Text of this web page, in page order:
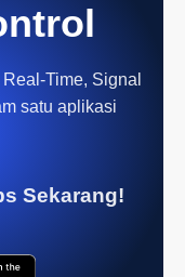
Time, Signal
satu aplikasi
Sekarang!